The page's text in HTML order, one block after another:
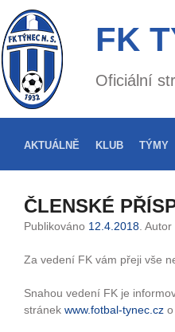
FK
Oficiální
AKTUÁLNĚ KLUB TÝMY
ČLENSKÉ
Publikováno 12.4.2018 . Autor
Za vedení FK vám přeji vše
Snahou vedení FK je
stránek www.fotbal-tynec.cz o